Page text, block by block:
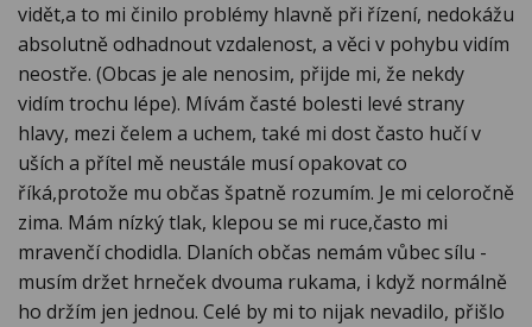
vidět,a to mi činilo problémy hlavně při řízení, nedokážu
absolutně odhadnout vzdalenost, a věci v pohybu vidím
neostře. (Obcas je ale nenosim, přijde mi, že nekdy
vidím trochu lépe). Mívám časté bolesti levé strany
hlavy, mezi čelem a uchem, také mi dost často hučí v
uších a přítel mě neustále musí opakovat co
říká,protože mu občas špatně rozumím. Je mi celoročně
zima. Mám nízký tlak, klepou se mi ruce,často mi
mravenčí chodidla. Dlaních občas nemám vůbec sílu -
musím držet hrneček dvouma rukama, i když normálně
ho držím jen jednou. Celé by mi to nijak nevadilo, přišlo